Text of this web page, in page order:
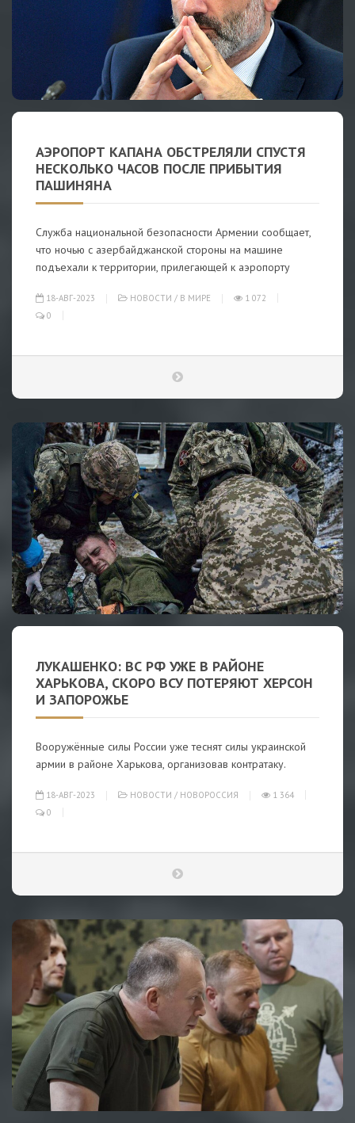
АЭРОПОРТ КАПАНА ОБСТРЕЛЯЛИ СПУСТЯ
НЕСКОЛЬКО ЧАСОВ ПОСЛЕ ПРИБЫТИЯ
ПАШИНЯНА
Служба национальной безопасности Армении сообщает,
что ночью с азербайджанской стороны на машине
подъехали к территории, прилегающей к аэропорту
18-АВГ-2023 НОВОСТИ / В МИРЕ
1 072
0
ЛУКАШЕНКО: ВС РФ УЖЕ В РАЙОНЕ
ХАРЬКОВА, СКОРО ВСУ ПОТЕРЯЮТ ХЕРСОН
И ЗАПОРОЖЬЕ
Вооружённые силы России уже теснят силы украинской
армии в районе Харькова, организовав контратаку.
18-АВГ-2023 НОВОСТИ / НОВОРОССИЯ
1 364
0